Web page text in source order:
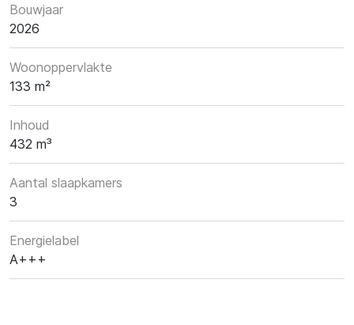
Bouwjaar
2026
Woonoppervlakte
133 m²
Inhoud
432 m³
Aantal slaapkamers
3
Energielabel
A+++